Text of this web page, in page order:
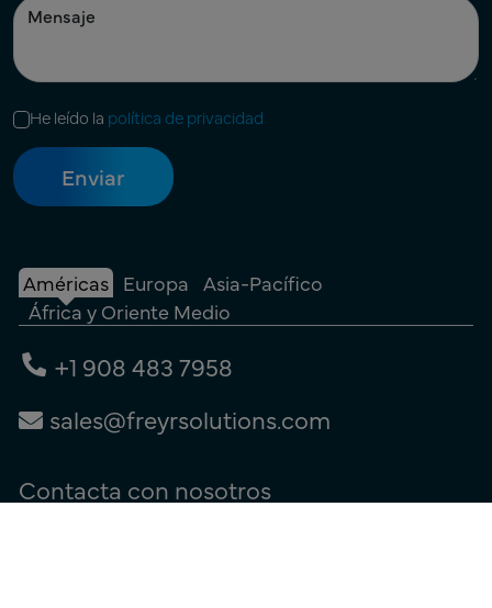
He leído la política de privacidad
Américas Europa Asia-Pacífico
África y Oriente Medio
+1 908 483 7958
sales@freyrsolutions.com
Contacta con nosotros